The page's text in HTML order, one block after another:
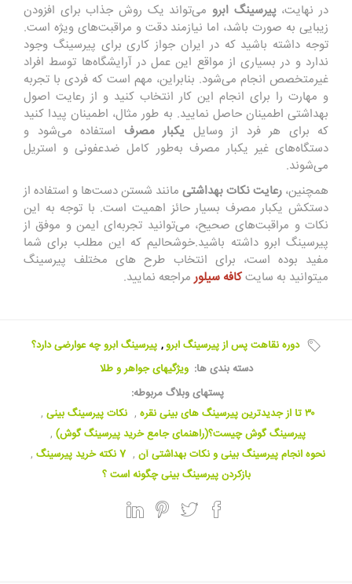
در نهایت،پیرسینگ ابرو می‌تواند یک روش جذاب برای افزودن
زیبایی به صورت باشد، اما نیازمند دقت و مراقبت‌های ویژه است.
توجه داشته باشید که در ایران جواز کاری برای پیرسینگ وجود
ندارد و در بسیاری از مواقع این عمل در آرایشگاه‌ها توسط افراد
غیرمتخصص انجام می‌شود. بنابراین، مهم است که فردی با تجربه
و مهارت را برای انجام این کار انتخاب کنید و از رعایت اصول
بهداشتی اطمینان حاصل نمایید. به طور مثال، اطمینان پیدا کنید
که برای هر فرد از وسایل یکبار مصرف استفاده می‌شود و
دستگاه‌های غیر یکبار مصرف به‌طور کامل ضدعفونی و استریل
می‌شوند.
همچنین، رعایتنکاتبهداشتی مانند شستن دست‌ها و استفاده از
دستکش یکبار مصرف بسیار حائز اهمیت است. با توجه به این
نکات و مراقبت‌های صحیح، می‌توانید تجربه‌ای ایمن و موفق از
پیرسینگ ابرو داشته باشید.خوشحالیم که این مطلب برای شما
مفید بوده است، برای انتخاب طرح های مختلف پیرسینگ
میتوانید به سایتکافه سیلورمراجعه نمایید.
دوره نقاهت پس از پیرسینگ ابرو , پیرسینگ ابرو چه عوارضی دارد؟
دسته بندی ها: ویژگیهای جواهر و طلا
پستهای وبلاگ مربوطه:
۳۰ تا از جدیدترین پیرسینگ های بینی نقره
, نکات پیرسینگ بینی ,
پیرسینگ گوش چیست؟(راهنمای جامع خرید پیرسینگ گوش) ,
نحوه انجام پیرسینگ بینی و نکات بهداشتی آن , 7 نکته خرید پیرسینگ
,
بازکردن پیرسینگ بینی چگونه است ؟